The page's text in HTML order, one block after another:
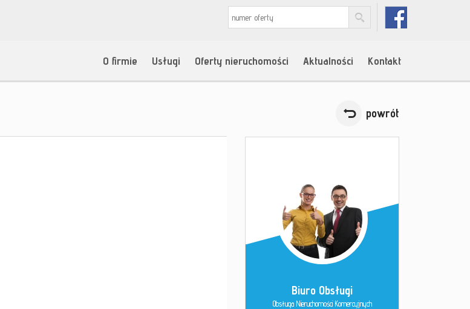
O firmie Usługi Oferty nieruchomości Aktualności Kontakt
powrót
Biuro Obsługi
Obsługa Nieruchomości Komercyjnych